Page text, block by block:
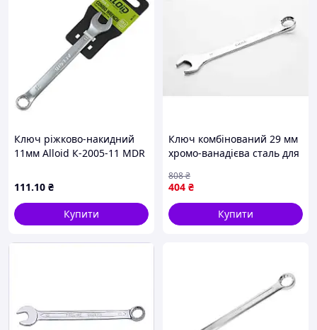
Ключ ріжково-накидний
11мм Alloid К-2005-11 MDR
111.10 ₴
Купити
Ключ комбінований 29 мм
хромо-ванадієва сталь для
автомобілів
404 ₴
808₴
Купити